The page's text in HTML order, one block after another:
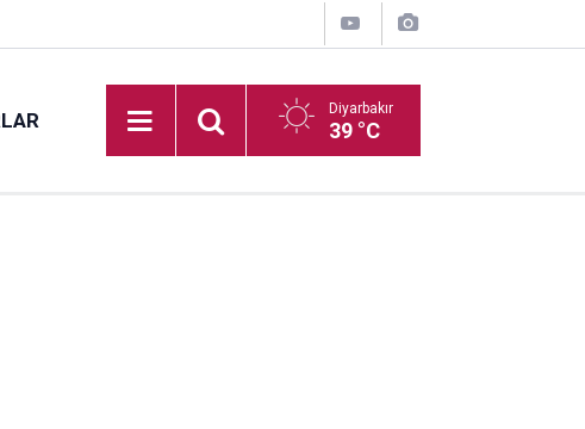
Diyarbakır
39 °C